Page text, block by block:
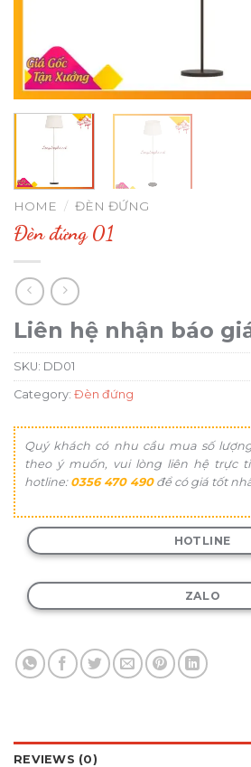
HOME / ĐÈN ĐỨNG
Đèn đứng 01
Liên hệ nhận báo
SKU: DD01
Category: Đèn đứng
Quý khách có nhu cầu mua số
theo ý muốn, vui lòng liên hệ trực
hotline: 0356 470 490để có giá tốt
HOTLINE
ZALO
REVIEWS (0)